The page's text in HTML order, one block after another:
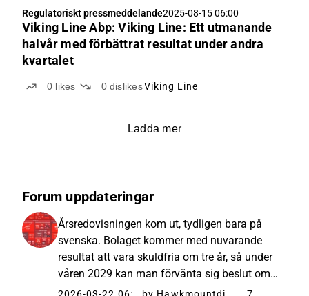
Regulatoriskt pressmeddelande2025-08-15 06:00
Viking Line Abp: Viking Line: Ett utmanande
halvår med förbättrat resultat under andra
kvartalet
0 likes 0 dislikes Viking Line
Ladda mer
Forum uppdateringar
Årsredovisningen kom ut, tydligen bara på
svenska. Bolaget kommer med nuvarande
resultat att vara skuldfria om tre år, så under
våren 2029 kan man förvänta sig beslut om
nya investeringar. Bränslekostnaderna har
2026-03-22 06:24 by Hawkmountdiver 7